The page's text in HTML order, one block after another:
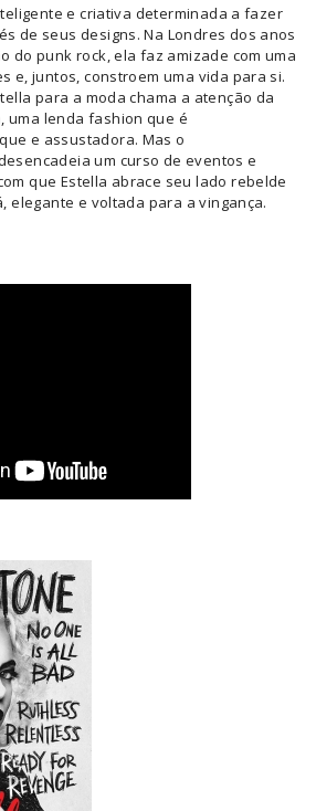
e criativa determinada a fazer
de seus designs. Na Londres dos anos
do punk rock, ela faz amizade com uma
e, juntos, constroem uma vida para si.
para a moda chama a atenção da
uma lenda fashion que é
e assustadora. Mas o
um curso de eventos e
que Estella abrace seu lado rebelde
elegante e voltada para a vingança.